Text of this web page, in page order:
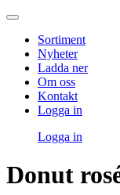
Sortiment
Nyheter
Ladda ner
Om oss
Kontakt
Logga in
Logga in
Donut